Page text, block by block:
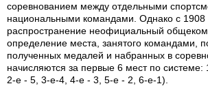
соревнованием между отдельными
национальными командами. Однако с 1908
распространение неофициальный
определение места, занятого командами,
полученных медалей и набранных в
начисляются за первые 6 мест по системе:
2-е - 5, 3-е-4, 4-е - 3, 5-е - 2, 6-е-1).